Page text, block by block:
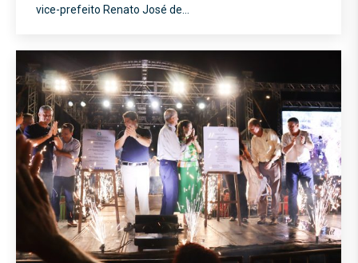
vice-prefeito Renato José de…